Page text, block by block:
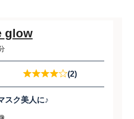
glow
(2)
スク美人に♪